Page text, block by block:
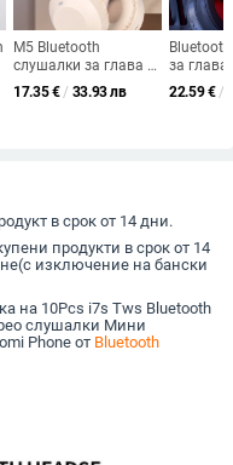
M5 Bluetooth
слушалки за глава –
безжични стерео DJ
слушалки, 10 м
17.35€ / 33.93 лв
за глава
звук за
музика,
22.59€ /
в срок от 14 дни.
продукти в срок от 14
изключение на бански
на 10Pcs i7s Tws Bluetooth
слушалки Мини
Phone от Bluetooth